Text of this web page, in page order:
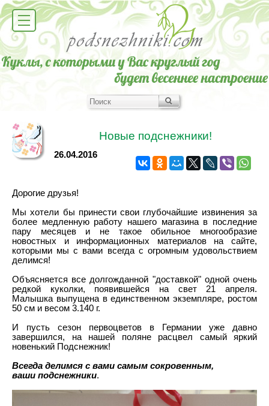
Новые подснежники!
26.04.2016
Дорогие друзья!
Мы хотели бы принести свои глубочайшие извинения за
более медленную работу нашего магазина в последние
пару месяцев и не такое обильное многообразие
новостных и информационных материалов на сайте,
которыми мы с вами всегда с огромным удовольствием
делимся!
Объясняется все долгожданной "доставкой" одной очень
редкой куколки, появившейся на свет 21 апреля.
Малышка выпущена в единственном экземпляре, ростом
50 см и весом 3.140 г.
И пусть сезон первоцветов в Германии уже давно
завершился, на нашей поляне расцвел самый яркий
новенький Подснежник!
Всегда делимся с вами самым сокровенным,
ваши подснежники.